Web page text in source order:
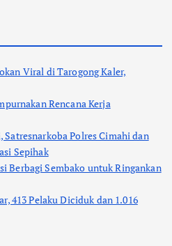
Viral di Tarogong Kaler,
Rencana Kerja
Polres Cimahi dan
Sepihak
Berbagi Sembako untuk Ringankan
413 Pelaku Diciduk dan 1.016